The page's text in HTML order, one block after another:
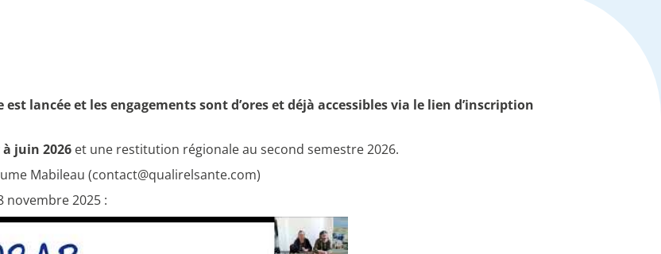
lancée et les engagements sont d’ores et déjà accessibles via le lien d’inscription
juin 2026 et une restitution régionale au second semestre 2026.
Mabileau (contact@qualirelsante.com)
novembre 2025 :